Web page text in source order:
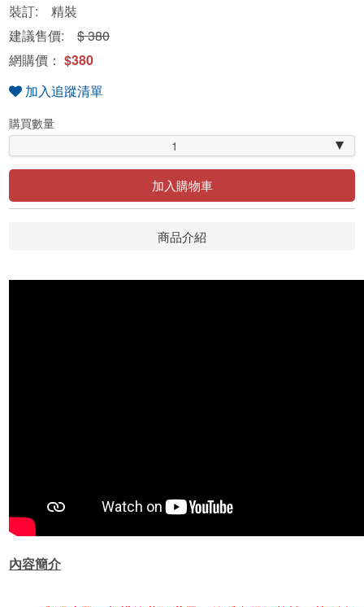
裝訂: 精裝
建議售價:$ 380
網購價：$380
加入追蹤清單
購買數量
1
加入購物車
商品介紹
內容簡介